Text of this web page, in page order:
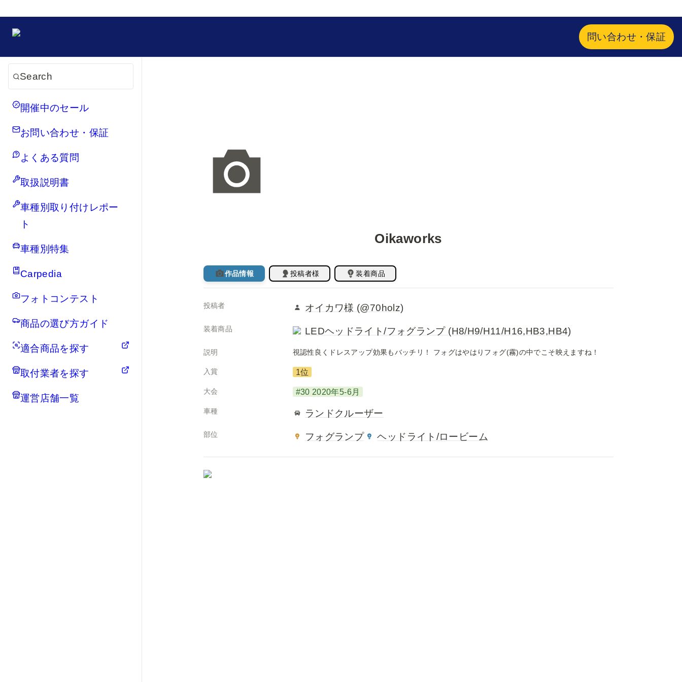
問い合わせ・保証
Search
開催中のセール
お問い合わせ・保証
よくある質問
取扱説明書
車種別取り付けレポー
ト
車種別特集
Carpedia
フォトコンテスト
商品の選び方ガイド
適合商品を探す
取付業者を探す
運営店舗一覧
Oikaworks
作品情報 投稿者様 装着商品
投稿者 オイカワ様 (@70holz)
装着商品 LEDヘッドライト/フォグランプ (H8/H9/H11/H16,HB3,HB4)
説明 視認性良くドレスアップ効果もバッチリ！ フォグはやはりフォグ(霧)の中でこそ映えますね！
入賞 1位
大会 #30 2020年5-6月
車種 ランドクルーザー
部位 フォグランプ ヘッドライト/ロービーム